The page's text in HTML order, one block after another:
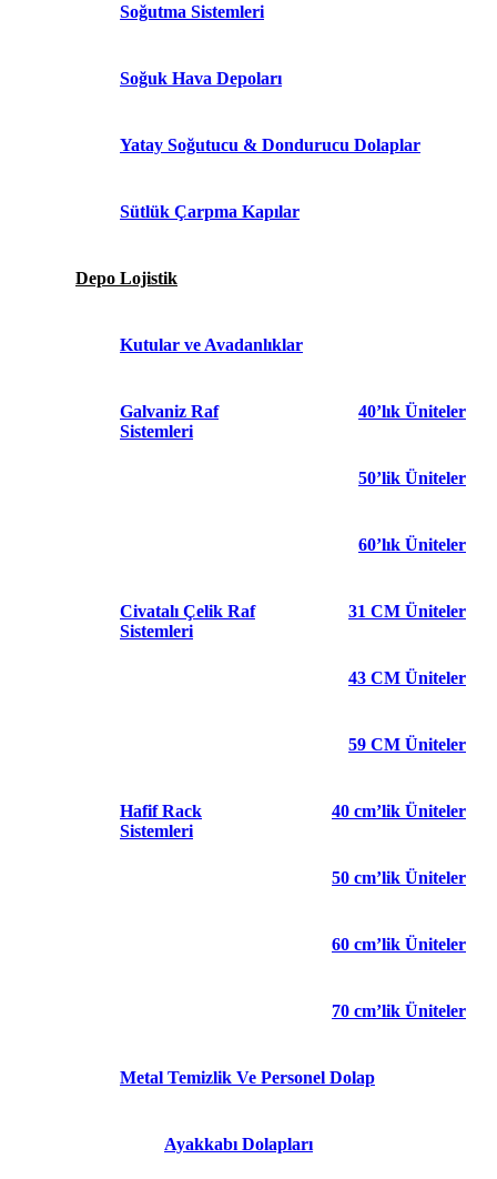
Soğutma Sistemleri
Soğuk Hava Depoları
Yatay Soğutucu & Dondurucu Dolaplar
Sütlük Çarpma Kapılar
Depo Lojistik
Kutular ve Avadanlıklar
Galvaniz Raf
Sistemleri
40’lık Üniteler
50’lik Üniteler
60’lık Üniteler
Civatalı Çelik Raf
Sistemleri
31 CM Üniteler
43 CM Üniteler
59 CM Üniteler
Hafif Rack
Sistemleri
40 cm’lik Üniteler
50 cm’lik Üniteler
60 cm’lik Üniteler
70 cm’lik Üniteler
Metal Temizlik Ve Personel Dolap
Ayakkabı Dolapları